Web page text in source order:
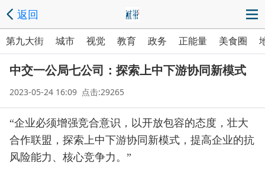
返回
第九大街 城市 视觉 教育 政务 正能量 美食圈
中交一公局七公司：探索上中下游协同新模式
2023-05-24 16:09 点击:29265
“企业必须增强竞合意识，以开放包容的态度，壮大
合作联盟，探索上中下游协同新模式，提高企业的抗
风险能力、核心竞争力。”